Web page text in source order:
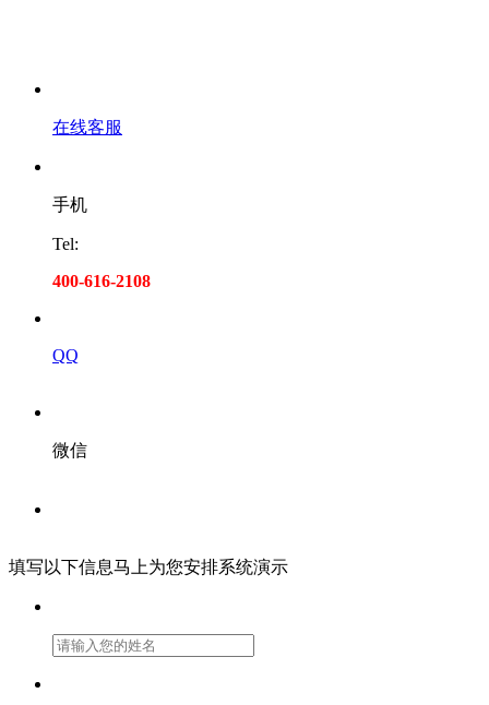
在线客服
手机
Tel:
400-616-2108
QQ
微信
填写以下信息马上为您安排系统演示